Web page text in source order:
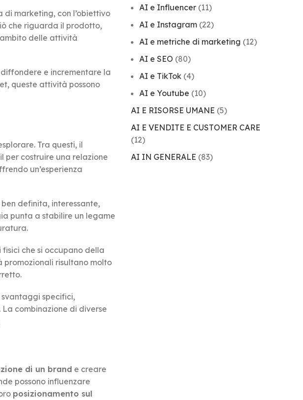
marketing, con l’obiettivo
che riguarda il prodotto,
delle attività
e incrementare la
queste attività possono
Tra questi, il
per costruire una relazione
un’esperienza
definita, interessante,
punta a stabilire un legame
che si occupano della
risultano molto
specifici,
combinazione di diverse
di un brand e creare
possono influenzare
posizionamento sul
AI e Influencer(11)
AI e Instagram(22)
AI e metriche di marketing (12)
AI e SEO (80)
AI e TikTok(4)
AI e Youtube (10)
AI E RISORSE UMANE (5)
AI E VENDITE E CUSTOMER CARE
(12)
AI IN GENERALE (83)